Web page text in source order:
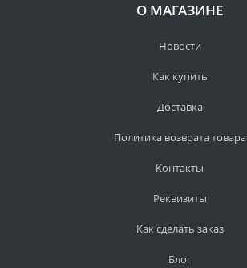
О МАГАЗИНЕ
Новости
Как купить
Доставка
Политика возврата товара
Контакты
Реквизиты
Как сделать заказ
Блог